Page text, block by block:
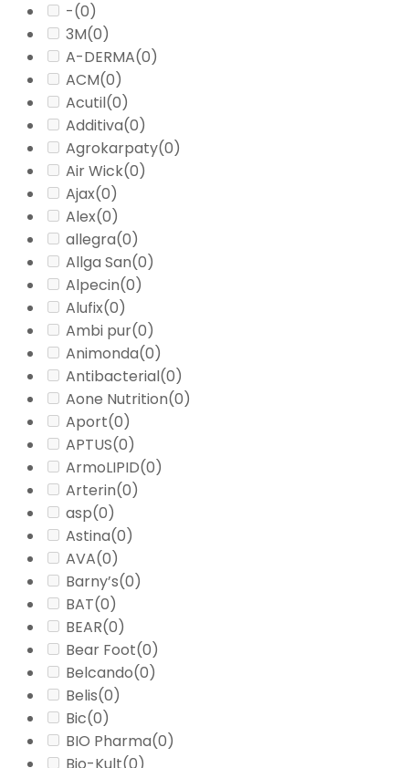
-(0)
3M(0)
A-DERMA(0)
ACM(0)
Acutil(0)
Additiva(0)
Agrokarpaty(0)
Air Wick(0)
Ajax(0)
Alex(0)
allegra(0)
Allga San(0)
Alpecin(0)
Alufix(0)
Ambi pur(0)
Animonda(0)
Antibacterial(0)
Aone Nutrition(0)
Aport(0)
APTUS(0)
ArmoLIPID(0)
Arterin(0)
asp(0)
Astina(0)
AVA(0)
Barny’s(0)
BAT(0)
BEAR(0)
Bear Foot(0)
Belcando(0)
Belis(0)
Bic(0)
BIO Pharma(0)